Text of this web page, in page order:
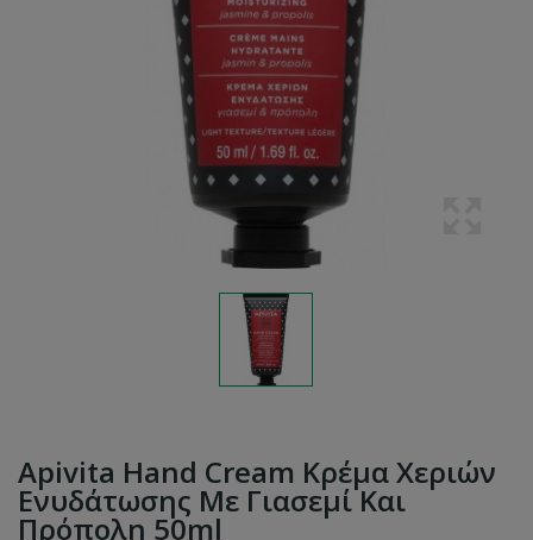
Apivita Hand Cream Κρέμα Χεριών
Ενυδάτωσης Με Γιασεμί Και
Πρόπολη 50ml